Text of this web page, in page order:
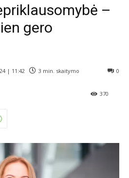
–
gero
| 11:42 3 min. skaitymo 0
370